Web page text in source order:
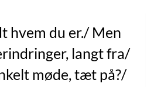
hvem du er./ Men
langt fra/
møde, tæt på?/